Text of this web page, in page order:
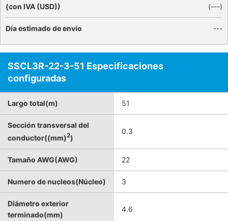
(con IVA (USD))
(---)
Día estimado de envío ---
SSCL3R-22-3-51 Especificaciones
configuradas
Largo total(m) 51
Sección transversal del
conductor((mm)2)
0.3
Tamaño AWG(AWG) 22
Numero de nucleos(Núcleo) 3
Diámetro exterior
terminado(mm)
4.6